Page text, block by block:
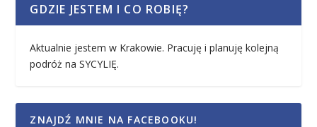
GDZIE JESTEM I CO ROBIĘ?
Aktualnie jestem w Krakowie. Pracuję i planuję kolejną
podróż na SYCYLIĘ.
ZNAJDŹ MNIE NA FACEBOOKU!